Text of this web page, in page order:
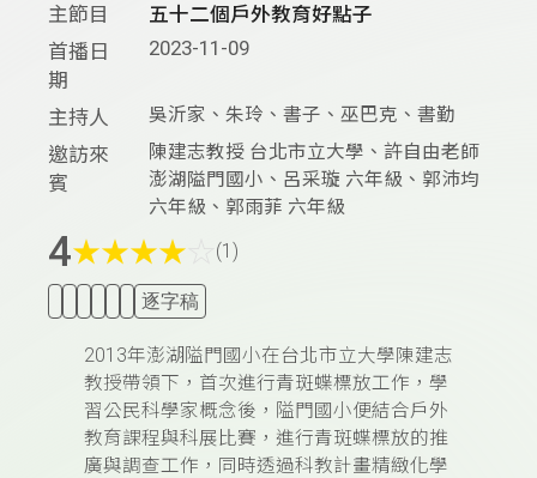
主節目
五十二個戶外教育好點子
首播日
期
2023-11-09
主持人 吳沂家、朱玲、書子、巫巴克、書勤
邀訪來
賓
陳建志教授 台北市立大學、許自由老師
澎湖隘門國小、呂采璇 六年級、郭沛均
六年級、郭雨菲 六年級
4★★★★ (1)
逐字稿
2013年澎湖隘門國小在台北市立大學陳建志
教授帶領下，首次進行青斑蝶標放工作，學
習公民科學家概念後，隘門國小便結合戶外
教育課程與科展比賽，進行青斑蝶標放的推
廣與調查工作，同時透過科教計畫精緻化學